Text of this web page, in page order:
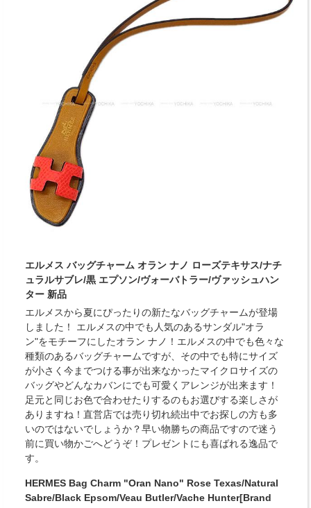
エルメス バッグチャーム オラン ナノ ローズテキサス/ナチ
ュラルサブレ/黒 エプソン/ヴォーバトラー/ヴァッシュハン
ター 新品
エルメスから夏にぴったりの新たなバッグチャームが登場
しました！ エルメスの中でも人気のあるサンダル"オラ
ン"をモチーフにしたオラン ナノ！エルメスの中でも色々な
種類のあるバッグチャームですが、その中でも特にサイズ
が小さく今までつける事が出来なかったマイクロサイズの
バッグやどんなカバンにでも可愛くアレンジが出来ます！
足元と同じお色で合わせたりするのもお選びする楽しさが
ありますね！直営店では売り切れ続出中でお探しの方も多
いのではないでしょうか？早い物勝ちの商品ですので迷う
前に買い物かごへどうぞ！プレゼントにも喜ばれる逸品で
す。
HERMES Bag Charm "Oran Nano" Rose Texas/Natural
Sabre/Black Epsom/Veau Butler/Vache Hunter[Brand